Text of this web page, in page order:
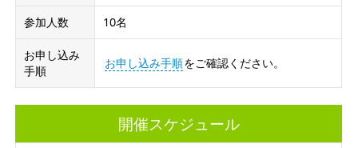
参加人数 10名
お申し込み
手順
お申し込み手順をご確認ください。
開催スケジュール